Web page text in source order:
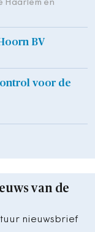
Haarlem en
BV
voor de
van de
nieuwsbrief